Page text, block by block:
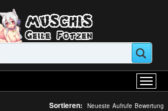
Sortieren: Neueste Aufrufe Bewertung